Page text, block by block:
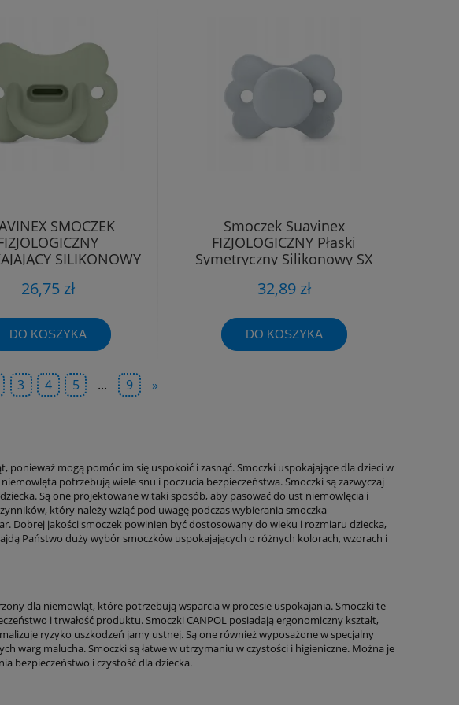
SMOCZEK
SILIKONOWY
26,75 zł
DO KOSZYKA
Smoczek Suavinex
FIZJOLOGICZNY Płaski
Symetryczny Silikonowy SX
32,89 zł
DO KOSZYKA
3 4 5 ... 9 »
mogą pomóc im się uspokoić i zasnąć. Smoczki uspokajające dla dzieci w
potrzebują wiele snu i poczucia bezpieczeństwa. Smoczki są zazwyczaj
Są one projektowane w taki sposób, aby pasować do ust niemowlęcia i
który należy wziąć pod uwagę podczas wybierania smoczka
Dobrej jakości smoczek powinien być dostosowany do wieku i rozmiaru dziecka,
Państwo duży wybór smoczków uspokajających o różnych kolorach, wzorach i
dla niemowląt, które potrzebują wsparcia w procesie uspokajania. Smoczki te
i trwałość produktu. Smoczki CANPOL posiadają ergonomiczny kształt,
ryzyko uszkodzeń jamy ustnej. Są one również wyposażone w specjalny
warg malucha. Smoczki są łatwe w utrzymaniu w czystości i higieniczne. Można je
bezpieczeństwo i czystość dla dziecka.